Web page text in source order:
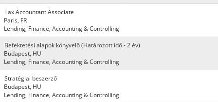
Tax Accountant Associate
Paris, FR
Lending, Finance, Accounting & Controlling
Befektetési alapok könyvelő (Határozott idő - 2 év)
Budapest, HU
Lending, Finance, Accounting & Controlling
Stratégiai beszerző
Budapest, HU
Lending, Finance, Accounting & Controlling